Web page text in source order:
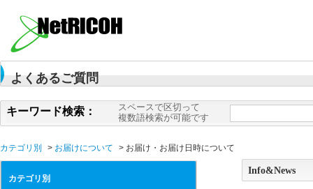
よくあるご質問
キーワード検索：
スペースで区切って
複数語検索が可能です
カテゴリ別 > お届けについて > お届け・お届け日時について
カテゴリ別
Info&News